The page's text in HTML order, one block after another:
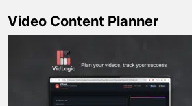
Video Content Planner